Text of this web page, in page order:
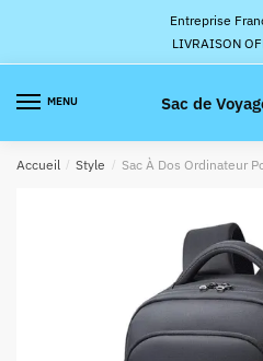
la
navigation
contenu
Entreprise
LIVRAISON
MENU Sac de
Accueil / Style / Sac À Dos Ordinateur